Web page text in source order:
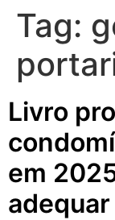
Tag:
Livro
em
adequar